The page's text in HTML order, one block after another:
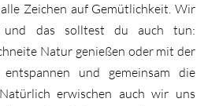
Zeichen auf Gemütlichkeit. Wir
und das solltest du auch tun:
Natur genießen oder mit der
und gemeinsam die
erwischen auch wir uns